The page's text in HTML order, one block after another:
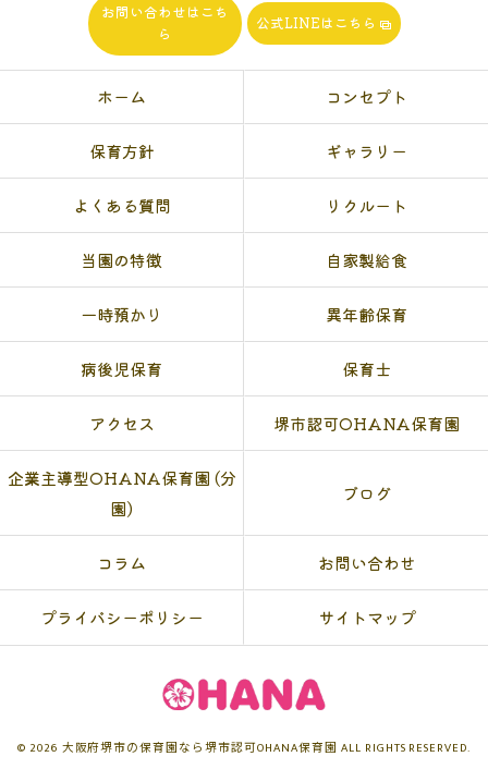
お問い合わせはこち
ら
公式LINEはこちら
ホーム コンセプト
保育方針 ギャラリー
よくある質問 リクルート
当園の特徴 自家製給食
一時預かり 異年齢保育
病後児保育 保育士
アクセス 堺市認可OHANA保育園
企業主導型OHANA保育園 (分
園)
ブログ
コラム お問い合わせ
プライバシーポリシー サイトマップ
© 2026 大阪府堺市の保育園なら堺市認可OHANA保育園 ALL RIGHTS RESERVED.